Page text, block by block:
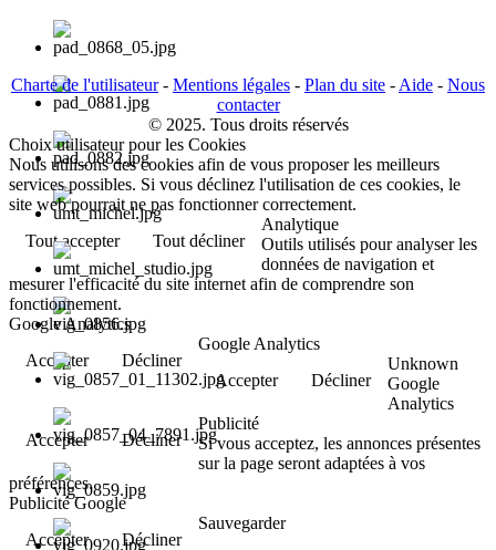
Charte de l'utilisateur- Mentions légales - Plan du site - Aide - Nous
contacter
© 2025. Tous droits réservés
Choix utilisateur pour les Cookies
Nous utilisons des cookies afin de vous proposer les meilleurs
services possibles. Si vous déclinez l'utilisation de ces cookies, le
site web pourrait ne pas fonctionner correctement.
Tout accepter
Tout décliner
Analytique
Outils utilisés pour analyser les
données de navigation et
mesurer l'efficacité du site internet afin de comprendre son
fonctionnement.
Google Analytics
Accepter
Décliner
Google Analytics
Accepter
Décliner
Unknown
Google
Analytics
Accepter
Décliner
Publicité
Si vous acceptez, les annonces présentes
sur la page seront adaptées à vos
préférences.
Publicité Google
Accepter
Décliner
Sauvegarder